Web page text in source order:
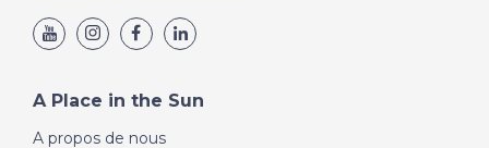
A Place in the Sun
A propos de nous